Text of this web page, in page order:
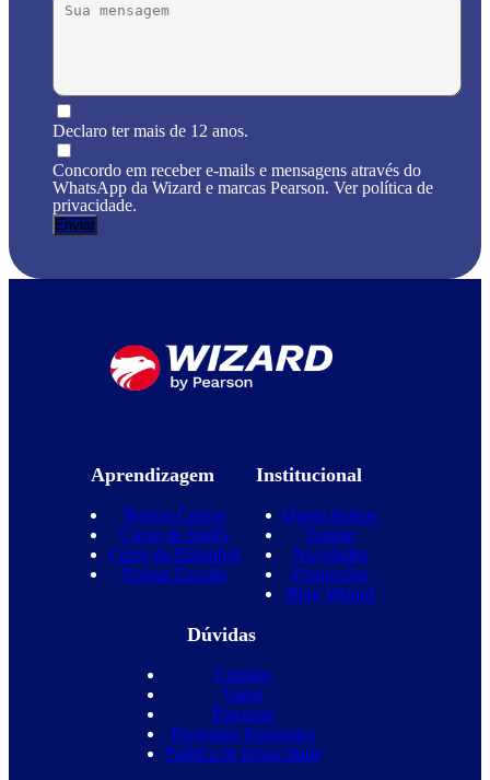
Declaro ter mais de 12 anos.
Concordo em receber e-mails e mensagens através do
WhatsApp da Wizard e marcas Pearson. Ver política de
privacidade.
Aprendizagem
Nossos Cursos
Curso de Inglês
Curso de Espanhol
Nossas Escolas
Institucional
Quem Somos
Equipe
Novidades
Promoções
Blog Wizard
Dúvidas
Contato
Vagas
Parcerias
Perguntas frequentes
Política de privacidade